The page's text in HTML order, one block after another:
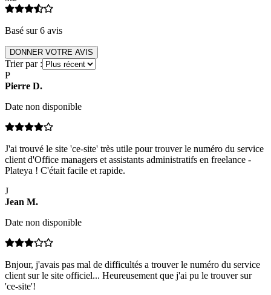
Basé sur6 avis
DONNER VOTRE AVIS
Trier par :
P
Pierre D.
Date non disponible
J'ai trouvé le site 'ce-site' très utile pour trouver le numéro du service
client d'Office managers et assistants administratifs en freelance -
Plateya ! C'était facile et rapide.
J
Jean M.
Date non disponible
Bnjour, j'avais pas mal de difficultés a trouver le numéro du service
client sur le site officiel... Heureusement que j'ai pu le trouver sur
'ce-site'!